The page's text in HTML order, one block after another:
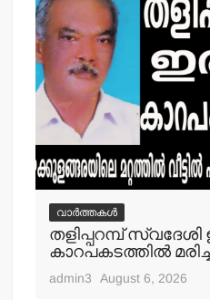
വാർത്തകൾ
തളിപ്പറമ്പ് സ്വദേശി
കാറപകടത്തില്‍
admin3 August 6, 2026